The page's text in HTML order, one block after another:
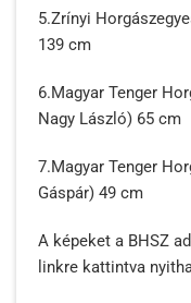
5.Zrínyi
139 cm
6.Magyar Tenger
Nagy László) 65 cm
7.Magyar Tenger
Gáspár) 49 cm
A képeket a BHSZ
linkre kattintva